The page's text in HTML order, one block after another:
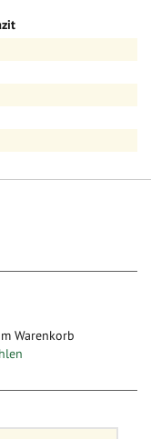
Warenkorb